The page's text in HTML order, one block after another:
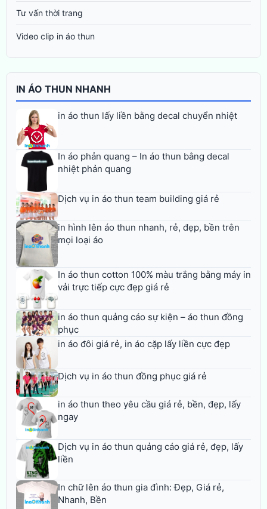
Tư vấn thời trang
Video clip in áo thun
IN ÁO THUN NHANH
in áo thun lấy liền bằng decal chuyển nhiệt
In áo phản quang – In áo thun bằng decal
nhiệt phản quang
Dịch vụ in áo thun team building giá rẻ
in hình lên áo thun nhanh, rẻ, đẹp, bền trên
mọi loại áo
In áo thun cotton 100% màu trắng bằng máy in
vải trực tiếp cực đẹp giá rẻ
in áo thun quảng cáo sự kiện – áo thun đồng
phục
in áo đôi giá rẻ, in áo cặp lấy liền cực đẹp
Dịch vụ in áo thun đồng phục giá rẻ
in áo thun theo yêu cầu giá rẻ, bền, đẹp, lấy
ngay
Dịch vụ in áo thun quảng cáo giá rẻ, đẹp, lấy
liền
In chữ lên áo thun gia đình: Đẹp, Giá rẻ,
Nhanh, Bền